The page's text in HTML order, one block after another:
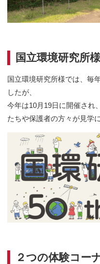
国立環境研究所
国立環境研究所様では、毎
したが、
今年は10月19日に開催され
たちや保護者の方々が見学
２つの体験コー